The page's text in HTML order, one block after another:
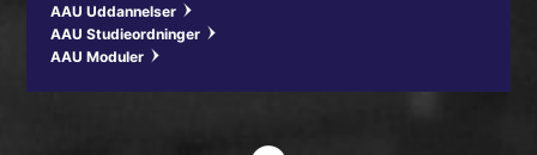
AAU Uddannelser w
AAU Studieordninger w
AAU Moduler w